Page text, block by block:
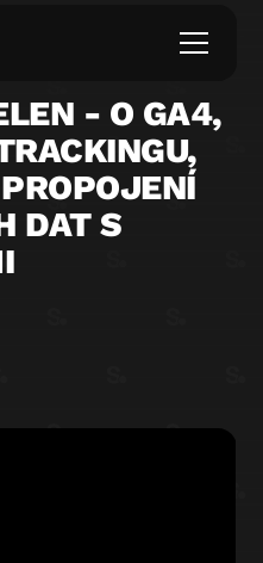
- O GA4,
DAT S